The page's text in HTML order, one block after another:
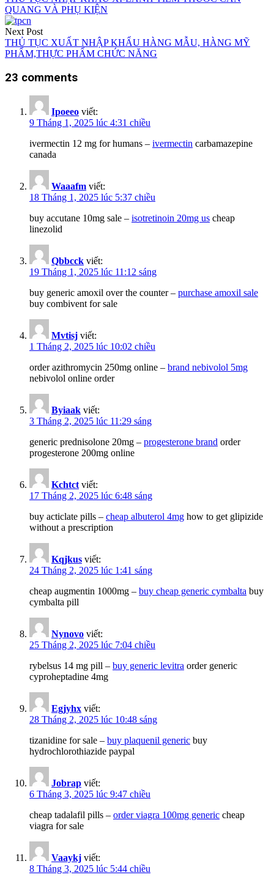
bài
viết
QUANG VÀ PHỤ KIỆN
Next Post
THỦ TỤC XUẤT NHẬP KHẨU HÀNG MẪU, HÀNG MỸ
PHẨM,THỰC PHẨM CHỨC NĂNG
23 comments
Ipoeeo viết:
9 Tháng 1, 2025 lúc 4:31 chiều
ivermectin 12 mg for humans – ivermectin carbamazepine
canada
Waaafm viết:
18 Tháng 1, 2025 lúc 5:37 chiều
buy accutane 10mg sale – isotretinoin 20mg us cheap
linezolid
Qbbcck viết:
19 Tháng 1, 2025 lúc 11:12 sáng
buy generic amoxil over the counter – purchase amoxil sale
buy combivent for sale
Mvtisj viết:
1 Tháng 2, 2025 lúc 10:02 chiều
order azithromycin 250mg online – brand nebivolol 5mg
nebivolol online order
Byiaak viết:
3 Tháng 2, 2025 lúc 11:29 sáng
generic prednisolone 20mg – progesterone brand order
progesterone 200mg online
Kchtct viết:
17 Tháng 2, 2025 lúc 6:48 sáng
buy acticlate pills – cheap albuterol 4mg how to get glipizide
without a prescription
Kqjkus viết:
24 Tháng 2, 2025 lúc 1:41 sáng
cheap augmentin 1000mg – buy cheap generic cymbalta buy
cymbalta pill
Nynovo viết:
25 Tháng 2, 2025 lúc 7:04 chiều
rybelsus 14 mg pill – buy generic levitra order generic
cyproheptadine 4mg
Egjyhx viết:
28 Tháng 2, 2025 lúc 10:48 sáng
tizanidine for sale – buy plaquenil generic buy
hydrochlorothiazide paypal
Jobrap viết:
6 Tháng 3, 2025 lúc 9:47 chiều
cheap tadalafil pills – order viagra 100mg generic cheap
viagra for sale
Vaaykj viết:
8 Tháng 3, 2025 lúc 5:44 chiều